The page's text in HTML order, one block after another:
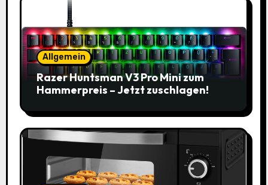
Allgemein
Razer Huntsman V3 Pro Mini zum
Hammerpreis – Jetzt zuschlagen!